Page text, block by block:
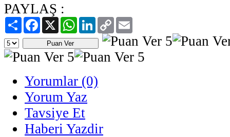
PAYLAŞ :
PaylaşFacebook
X WhatsAppLinkedIn
Copy
Link
Yorumlar (0)
Yorum Yaz
Tavsiye Et
Haberi Yazdir